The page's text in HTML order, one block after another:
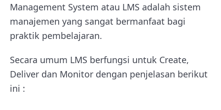
Management System atau LMS adalah sistem
manajemen yang sangat bermanfaat bagi
praktik pembelajaran.
Secara umum LMS berfungsi untuk Create,
Deliver dan Monitor dengan penjelasan berikut
ini :